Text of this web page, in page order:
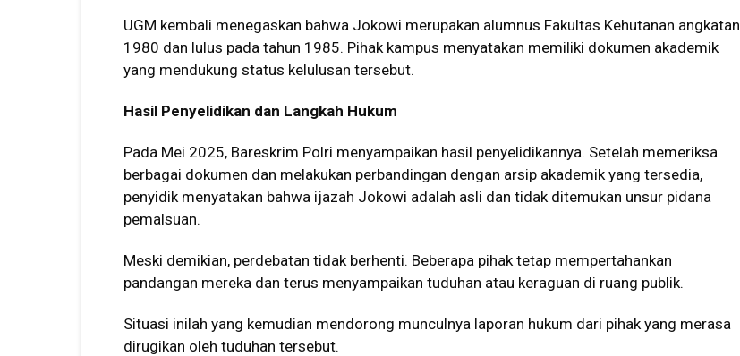
UGM kembali menegaskan bahwa Jokowi merupakan alumnus Fakultas Kehutanan angkatan
1980 dan lulus pada tahun 1985. Pihak kampus menyatakan memiliki dokumen akademik
yang mendukung status kelulusan tersebut.
Hasil Penyelidikan dan Langkah Hukum
Pada Mei 2025, Bareskrim Polri menyampaikan hasil penyelidikannya. Setelah memeriksa
berbagai dokumen dan melakukan perbandingan dengan arsip akademik yang tersedia,
penyidik menyatakan bahwa ijazah Jokowi adalah asli dan tidak ditemukan unsur pidana
pemalsuan.
Meski demikian, perdebatan tidak berhenti. Beberapa pihak tetap mempertahankan
pandangan mereka dan terus menyampaikan tuduhan atau keraguan di ruang publik.
Situasi inilah yang kemudian mendorong munculnya laporan hukum dari pihak yang merasa
dirugikan oleh tuduhan tersebut.